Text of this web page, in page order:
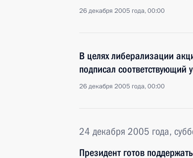
26 декабря 2005 года, 00:00
В целях либерализации
подписал соответствующий
26 декабря 2005 года, 00:00
24 декабря 2005 года,
Президент готов